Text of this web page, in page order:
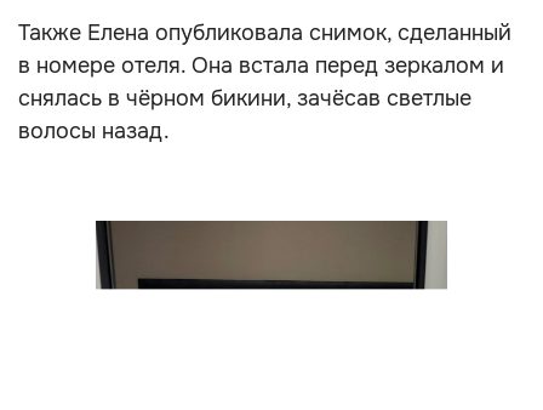
Также Елена опубликовала снимок, сделанный
в номере отеля. Она встала перед зеркалом и
снялась в чёрном бикини, зачёсав светлые
волосы назад.